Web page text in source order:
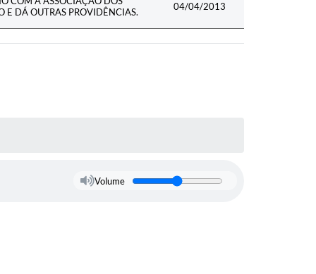
E DÁ OUTRAS PROVIDÊNCIAS.
04/04/2013
Volume